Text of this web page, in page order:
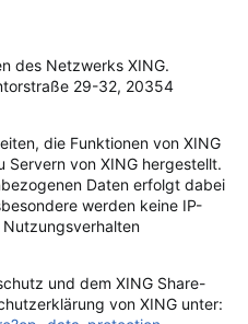
des Netzwerks XING.
29-32, 20354
die Funktionen von XING
Servern von XING hergestellt.
Daten erfolgt dabei
werden keine IP-
und dem XING Share-
von XING unter: